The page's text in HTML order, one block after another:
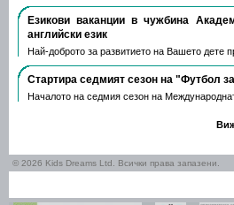
Езикови ваканции​ в чужбина
английски език
Най-доброто за развитието на Вашето дете
Стартира седмият сезон на "Футбол
Началото на седмия сезон на
© 2026 Kids Dreams Ltd. Всички права запазени.